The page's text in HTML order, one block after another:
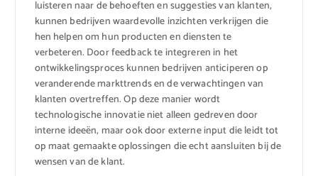
luisteren naar de behoeften en suggesties van klanten,
kunnen bedrijven waardevolle inzichten verkrijgen die
hen helpen om hun producten en diensten te
verbeteren. Door feedback te integreren in het
ontwikkelingsproces kunnen bedrijven anticiperen op
veranderende markttrends en de verwachtingen van
klanten overtreffen. Op deze manier wordt
technologische innovatie niet alleen gedreven door
interne ideeën, maar ook door externe input die leidt tot
op maat gemaakte oplossingen die echt aansluiten bij de
wensen van de klant.